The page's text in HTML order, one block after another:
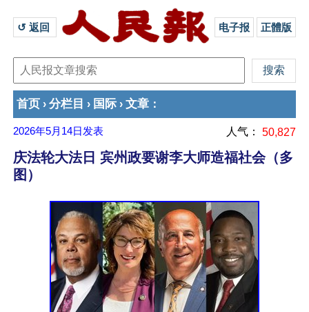
↺ 返回 电子报 正體版
首页 › 分栏目 › 国际 › 文章 ：
2026年5月14日 发表 人气： 50,827
庆法轮大法日 宾州政要谢李大师造福社会（多
图）